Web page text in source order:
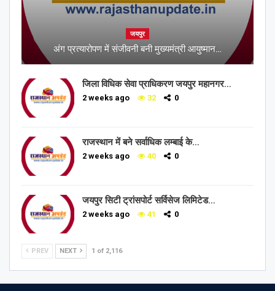
जयपुर
अंग प्रत्यारोपण में संजीवनी बनी मुख्यमंत्री आयुष्मान…
जिला विधिक सेवा प्राधिकरण जयपुर महानगर…
2 weeks ago 32 0
राजस्थान में बने सर्वाधिक लम्बाई के…
2 weeks ago 40 0
जयपुर सिटी ट्रांसपोर्ट सर्विसेज लिमिटेड…
2 weeks ago 41 0
PREV NEXT 1 of 2,116